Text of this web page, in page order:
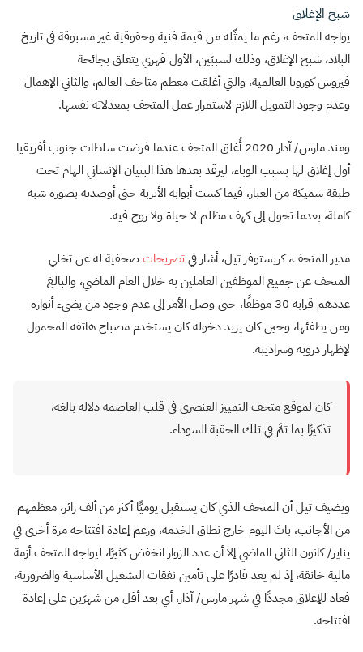
شبح الإغلاق
يواجه المتحف، رغم ما يمثّله من قيمة فنية وحقوقية غير مسبوقة في تاريخ
البلاد، شبح الإغلاق، وذلك لسببَين، الأول قهري يتعلق بجائحة
فيروس كورونا العالمية، والتي أغلقت معظم متاحف العالم، والثاني الإهمال
وعدم وجود التمويل اللازم لاستمرار عمل المتحف بمعدلاته نفسها.
ومنذ مارس/ آذار 2020 أُغلق المتحف عندما فرضت سلطات جنوب أفريقيا
أول إغلاق لها بسبب الوباء، ليرقد بعدها هذا البنيان الإنساني الهام تحت
طبقة سميكة من الغبار، فيما كست أبوابه الأتربة حتى أوصدته بصورة شبه
كاملة، بعدما تحول إلى كهف مظلم لا حياة ولا روح فيه.
مدير المتحف، كريستوفر تيل، أشار فيتصريحات صحفية له عن تخلي
المتحف عن جميع الموظفين العاملين به خلال العام الماضي، والبالغ
عددهم قرابة 30 موظفًا، حتى وصل الأمر إلى عدم وجود من يضيء أنواره
ومن يطفئها، وحين كان يريد دخوله كان يستخدم مصباح هاتفه المحمول
لإظهار دروبه وسراديبه.
كان لموقع متحف التمييز العنصري في قلب العاصمة دلالة بالغة،
تذكيرًا بما تمَّ في تلك الحقبة السوداء.
ويضيف تيل أن المتحف الذي كان يستقبل يوميًّا أكثر من ألف زائر، معظمهم
من الأجانب، باتَ اليوم خارج نطاق الخدمة، ورغم إعادة افتتاحه مرة أخرى في
يناير/ كانون الثاني الماضي إلا أن عدد الزوار انخفض كثيرًا، ليواجه المتحف أزمة
مالية خانقة، إذ لم يعد قادرًا على تأمين نفقات التشغيل الأساسية والضرورية،
فعاد للإغلاق مجددًا في شهر مارس/ آذار، أي بعد أقل من شهرَين على إعادة
افتتاحه.